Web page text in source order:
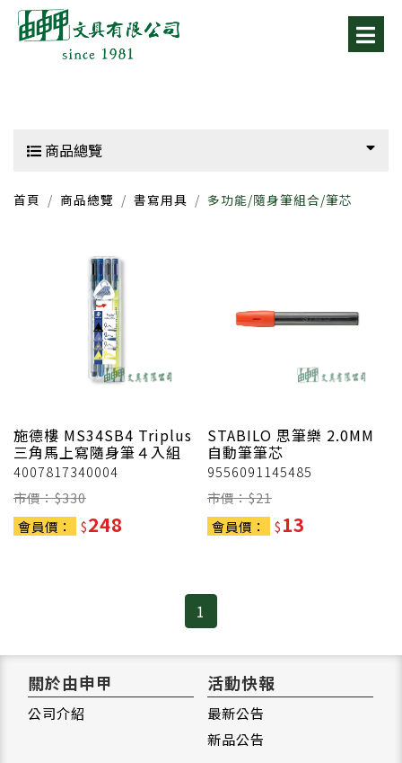
商品總覽
首頁 商品總覽 書寫用具 多功能/隨身筆組合/筆芯
施德樓 MS34SB4 Triplus
三角馬上寫隨身筆４入組
4007817340004
市價：$330
會員價：
$248
STABILO 思筆樂 2.0MM
自動筆筆芯
9556091145485
市價：$21
會員價：
$13
1
關於由申甲
公司介紹
活動快報
最新公告
新品公告